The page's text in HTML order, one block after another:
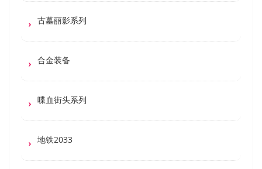
古墓丽影系列
合金装备
喋血街头系列
地铁2033